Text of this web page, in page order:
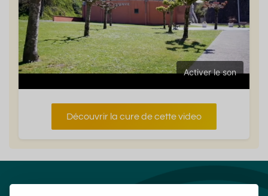
Activer le son
Découvrir la cure de cette video